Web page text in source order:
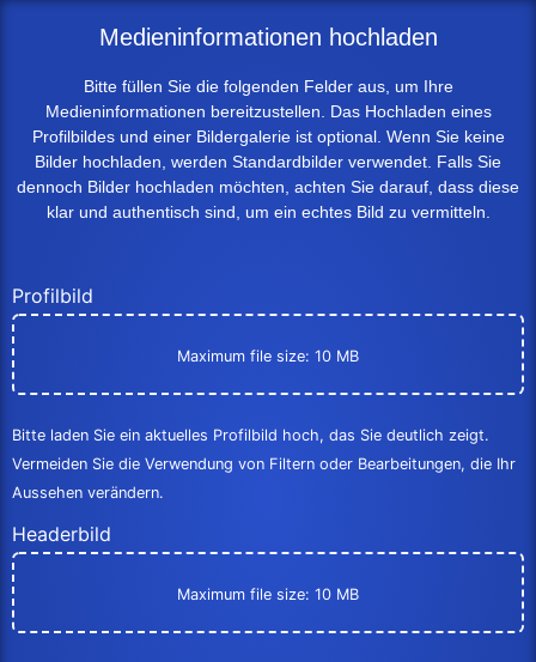
Medieninformationen hochladen
Bitte füllen Sie die folgenden Felder aus, um Ihre
Medieninformationen bereitzustellen. Das Hochladen eines
Profilbildes und einer Bildergalerie ist optional. Wenn Sie keine
Bilder hochladen, werden Standardbilder verwendet. Falls Sie
dennoch Bilder hochladen möchten, achten Sie darauf, dass diese
klar und authentisch sind, um ein echtes Bild zu vermitteln.
Profilbild
Maximum file size: 10 MB
Bitte laden Sie ein aktuelles Profilbild hoch, das Sie deutlich zeigt.
Vermeiden Sie die Verwendung von Filtern oder Bearbeitungen, die Ihr
Aussehen verändern.
Headerbild
Maximum file size: 10 MB